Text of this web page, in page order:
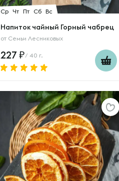
Ср Чт Пт Сб Вс
Напиток чайный Горный чабрец
от Семьи Лесниковых
227 / 40 г.